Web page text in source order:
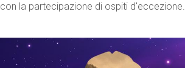
con la partecipazione di ospiti d'eccezione.